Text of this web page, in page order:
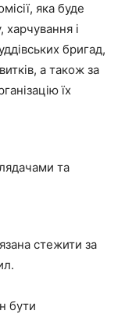
яка буде
харчування і
бригад,
а також за
їх
та
стежити за
бути